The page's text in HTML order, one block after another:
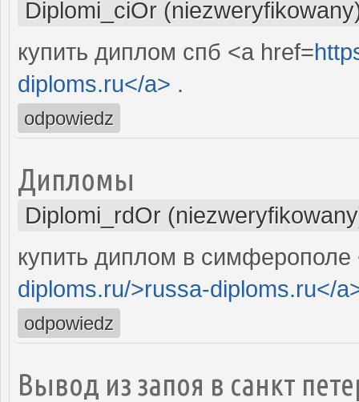
Diplomi_ciOr
купить диплом спб <a href=
diploms.ru</a> .
odpowiedz
Дипломы
Diplomi_rdOr
купить диплом в симферополе
diploms.ru/>russa-diploms.ru</
odpowiedz
Вывод из запоя в санкт